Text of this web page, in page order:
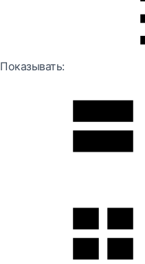
Показывать: